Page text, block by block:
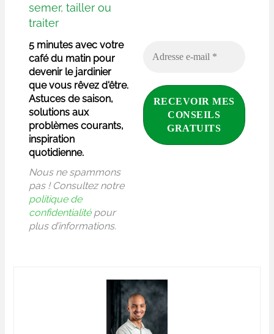
semer, tailler ou
traiter
5 minutes avec votre
café du matin pour
devenir le jardinier
que vous rêvez d'être.
Astuces de saison,
solutions aux
problèmes courants,
inspiration
quotidienne.
Nous ne spammons
pas ! Consultez notre
politique de
confidentialitépour
plus d’informations.